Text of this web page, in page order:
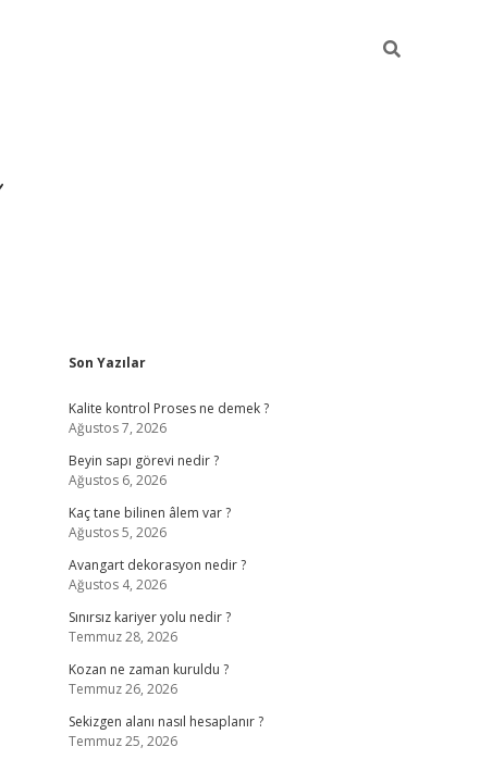
Sidebar
Son Yazılar
Kalite kontrol Proses ne demek ?
Ağustos 7, 2026
Beyin sapı görevi nedir ?
Ağustos 6, 2026
Kaç tane bilinen âlem var ?
Ağustos 5, 2026
Avangart dekorasyon nedir ?
Ağustos 4, 2026
Sınırsız kariyer yolu nedir ?
Temmuz 28, 2026
Kozan ne zaman kuruldu ?
Temmuz 26, 2026
Sekizgen alanı nasıl hesaplanır ?
Temmuz 25, 2026